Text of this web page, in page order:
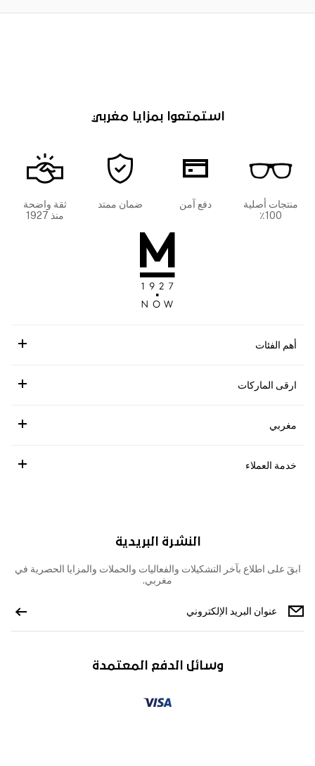
استمتعوا بمزايا مغربي
منتجات أصلية
100٪
دفع آمن ضمان ممتد
ثقة واضحة
منذ 1927
أهم الفئات
ارقى الماركات
مغربي
خدمة العملاء
النشرة البريدية
ابقَ على اطلاع بآخر التشكيلات والفعاليات والحملات والمزايا الحصرية في
مغربي.
وسائل الدفع المعتمدة